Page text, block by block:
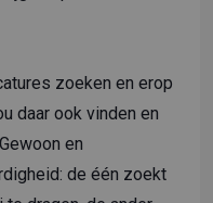
zoeken en erop
daar ook vinden en
en
de één zoekt